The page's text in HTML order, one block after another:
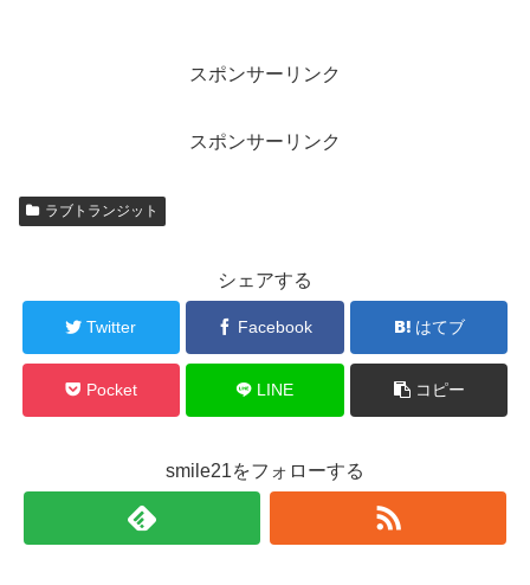
スポンサーリンク
スポンサーリンク
ラブトランジット
シェアする
Twitter Facebook はてブ
Pocket LINE コピー
smile21をフォローする